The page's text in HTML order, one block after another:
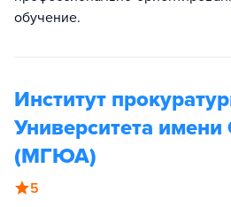
обучение.
Институт
Университета
(МГЮА)
5